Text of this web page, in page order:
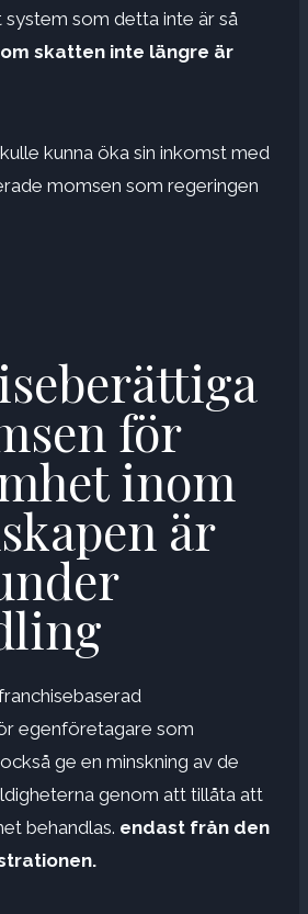
som detta inte är så
skatten inte längre är
kunna öka sin inkomst med
momsen som regeringen
för
inom
är
egenföretagare som
ge en minskning av de
genom att tillåta att
behandlas. endast från den